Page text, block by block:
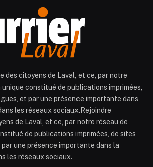
des citoyens de Laval, et ce, par notre
constitué de publications imprimées,
et par une présence importante dans
les réseaux sociaux.Rejoindre
de Laval, et ce, par notre réseau de
de publications imprimées, de sites
une présence importante dans la
les réseaux sociaux.